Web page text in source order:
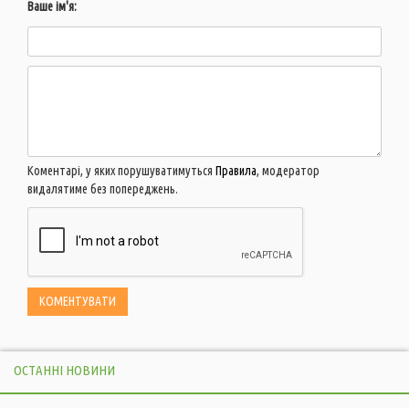
Ваше ім'я:
Коментарі, у яких порушуватимуться Правила, модератор
видалятиме без попереджень.
ОСТАННІ НОВИНИ